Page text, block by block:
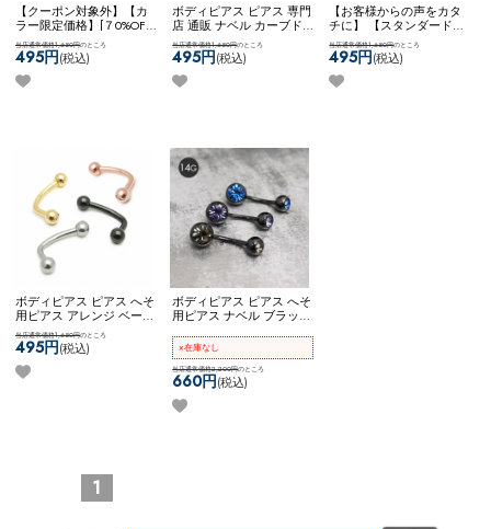
【クーポン対象外】【カ
ラー限定価格】[７0%OFF]
ボディピアス ピアス 専門
店 通販 ナベル カーブド
バーベル 臍 へそピアス
ロック ルーク スナッグ
当店通常価格1,650円のところ
495円(税込)
ボディピアス ピアス 専門
店 通販 ナベル カーブド
バーベル 臍 へそピアス
ロック ルーク スナッグ
アンチトラガス アイブロ
ー ネコポスOK
当店通常価格1,650円のところ
495円(税込)
【お客様からの声をカタ
チに】 【スタンダード】
アレンジパーツ 弊社開発
商品 耳たぶ用 WFアレン
ジ ネコポスOK
ーナベル
当店通常価格1,650円のところ
495円(税込)
ボディピアス ピアス へそ
用ピアス アレンジ ベース
アイテム カスタム 自社開
発商品 8mm 10mm ネコポ
スOKカーブドナベル
当店通常価格1,650円のところ
495円(税込)
ボディピアス ピアス へそ
用ピアス ナベル ブラック
イヤモンド フューシャ レ
ッド ピンク ネコポスOK
ダブルジュエルナベル (ブ
ラック)
×在庫なし
当店通常価格2,200円のところ
660円(税込)
1